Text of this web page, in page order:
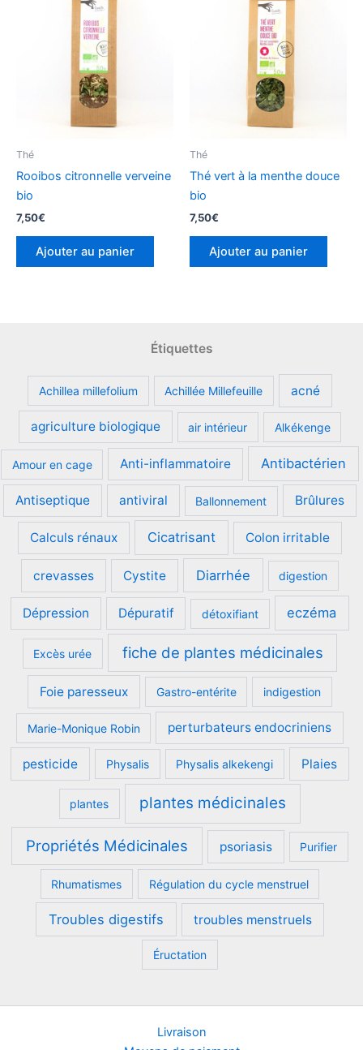
Thé
Rooibos citronnelle verveine
bio
7,50€
Ajouter au panier
Thé
Thé vert à la menthe douce
bio
7,50€
Ajouter au panier
Étiquettes
Achillea millefolium Achillée Millefeuille acné
agriculture biologique air intérieur Alkékenge
Amour en cage Anti-inflammatoire Antibactérien
Antiseptique antiviral Ballonnement Brûlures
Calculs rénaux Cicatrisant Colon irritable
crevasses Cystite Diarrhée digestion
Dépression Dépuratif détoxifiant eczéma
Excès urée fiche de plantes médicinales
Foie paresseux Gastro-entérite indigestion
Marie-Monique Robin perturbateurs endocriniens
pesticide Physalis Physalis alkekengi Plaies
plantes plantes médicinales
Propriétés Médicinales psoriasis Purifier
Rhumatismes Régulation du cycle menstruel
Troubles digestifs troubles menstruels
Éructation
Livraison